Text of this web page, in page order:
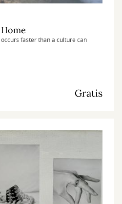
faster than a culture can
Gratis